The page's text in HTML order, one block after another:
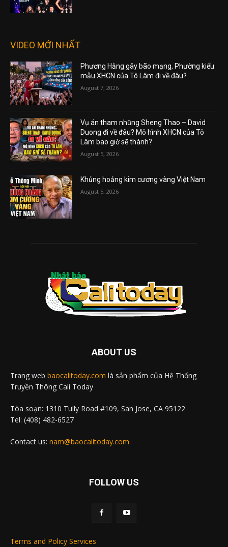
VIDEO MỚI NHẤT
Phương Hằng gây bão mạng, Phường kiểu
mẫu XHCN của Tô Lâm đi về đâu?
August 7, 2026
Vụ án tham nhũng Sheng Thao – David
Duong đi về đâu? Mô hình XHCN của Tô
Lâm bao giờ sẽ thành?
August 5, 2026
Khủng hoảng kim cương vàng Việt Nam
August 5, 2026
ABOUT US
Trang web baocalitoday.com là sản phẩm của Hệ Thống
Truyền Thông Cali Today
Tòa soạn: 1310 Tully Road #109, San Jose, CA 95122
Tel: (408) 482-6527
Contact us: nam@baocalitoday.com
FOLLOW US
Terms and Policy Services